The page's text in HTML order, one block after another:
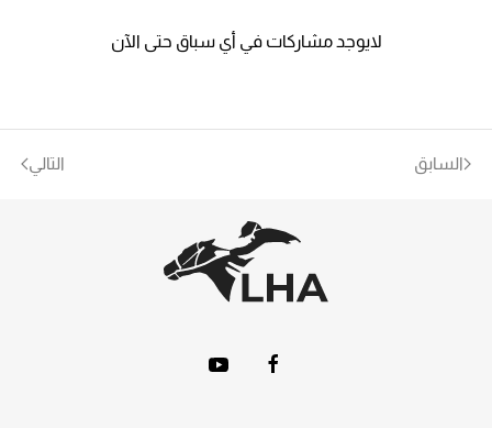
لايوجد مشاركات في أي سباق حتى الآن
السابق التالي